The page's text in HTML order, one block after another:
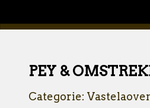
PEY &
Categorie: